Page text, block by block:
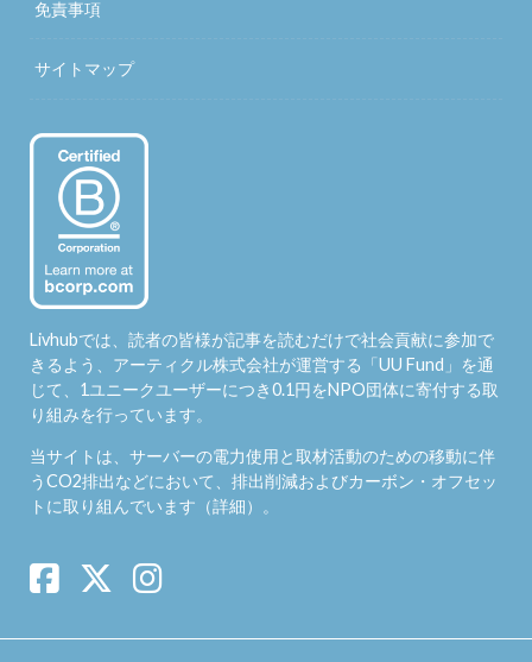
免責事項
サイトマップ
Livhubでは、読者の皆様が記事を読むだけで社会貢献に参加で
きるよう、アーティクル株式会社が運営する「UU Fund 」を通
じて、1ユニークユーザーにつき0.1円をNPO団体に寄付する取
り組みを行っています。
当サイトは、サーバーの電力使用と取材活動のための移動に伴
うCO2排出などにおいて、排出削減およびカーボン・オフセッ
トに取り組んでいます（詳細）。